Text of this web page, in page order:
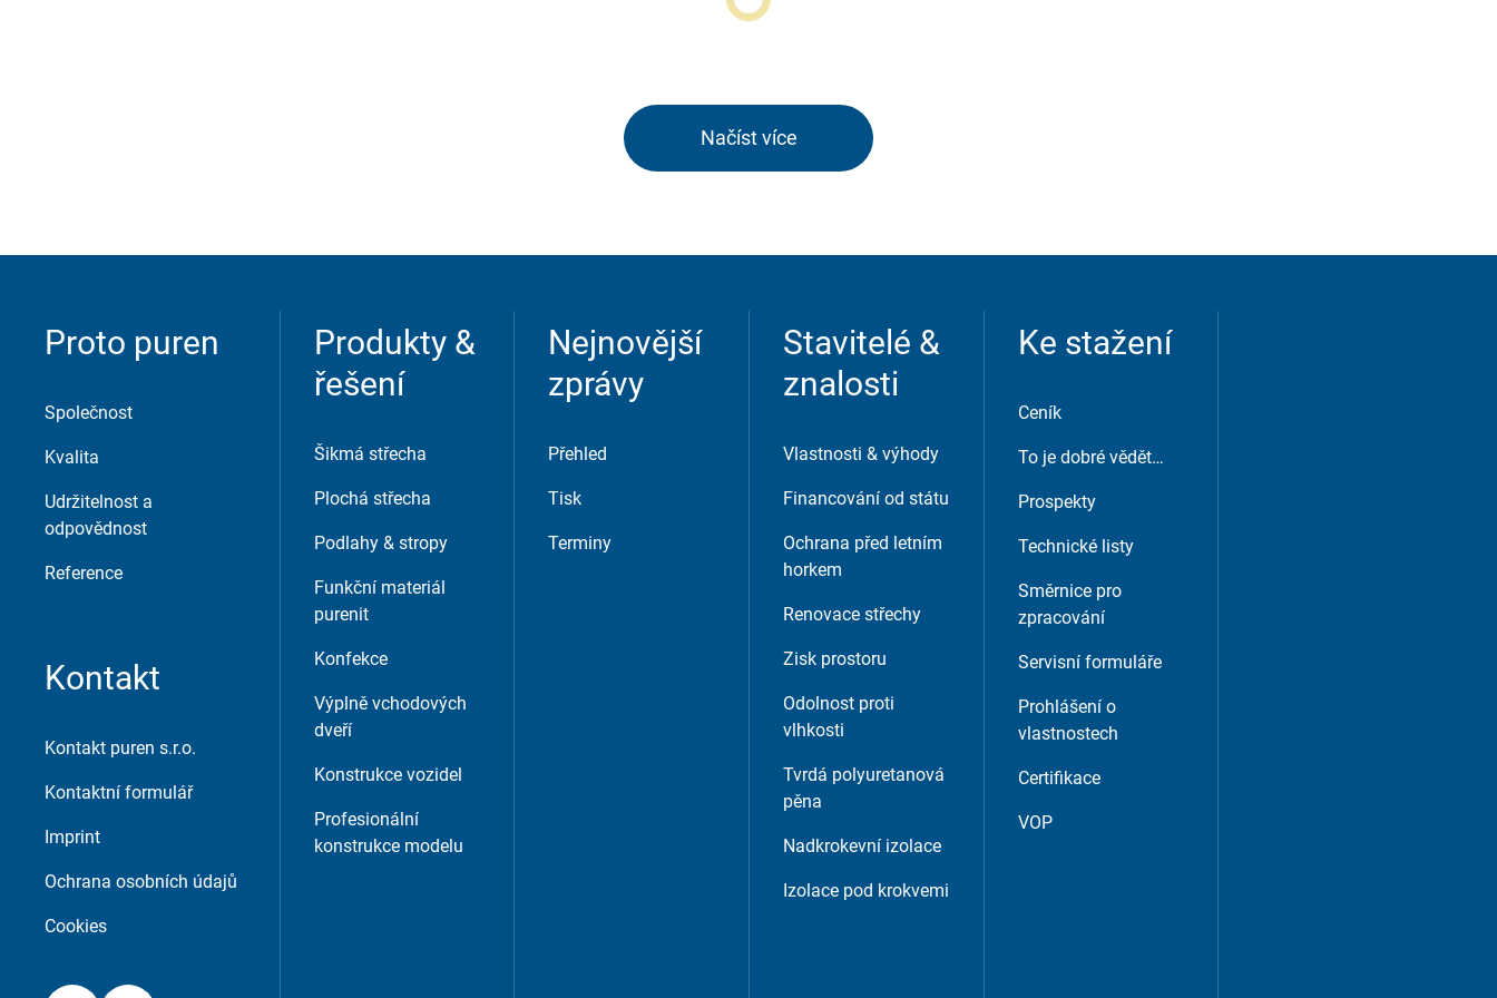
Načíst více
Proto puren
Společnost
Kvalita
Udržitelnost a
odpovědnost
Reference
Kontakt
Kontakt puren s.r.o.
Kontaktní formulář
Imprint
Ochrana osobních údajů
Cookies
Produkty &
řešení
Šikmá střecha
Plochá střecha
Podlahy & stropy
Funkční materiál
purenit
Konfekce
Výplně vchodových
dveří
Konstrukce vozidel
Profesionální
konstrukce modelu
Nejnovější
zprávy
Přehled
Tisk
Terminy
Stavitelé &
znalosti
Vlastnosti & výhody
Financování od státu
Ochrana před letním
horkem
Renovace střechy
Zisk prostoru
Odolnost proti
vlhkosti
Tvrdá polyuretanová
pěna
Nadkrokevní izolace
Izolace pod krokvemi
Ke stažení
Ceník
To je dobré vědět…
Prospekty
Technické listy
Směrnice pro
zpracování
Servisní formuláře
Prohlášení o
vlastnostech
Certifikace
VOP
poskytovatelé.
Consent Information
External Content
Includes resources that make external content available on the website. Such as YouTube, Instagram or similar providers.
Consent Information
Přijmout
Ochrana údajů